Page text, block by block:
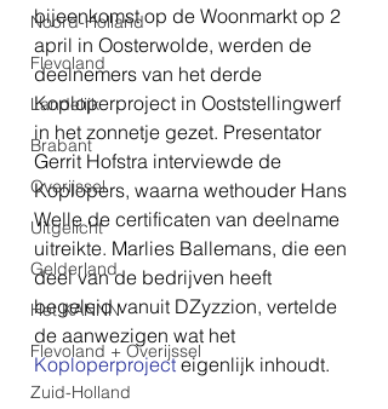
Noord-Holland
Flevoland
Landelijk
Brabant
Overijssel
Uitgelicht
Gelderland
Het KANNN
Flevoland + Overijssel
Zuid-Holland
bijeenkomst op de Woonmarkt op 2
april in Oosterwolde, werden de
deelnemers van het derde
Koploperproject in Ooststellingwerf
in het zonnetje gezet. Presentator
Gerrit Hofstra interviewde de
Koplopers, waarna wethouder Hans
Welle de certificaten van deelname
uitreikte. Marlies Ballemans, die een
deel van de bedrijven heeft
begeleid vanuit DZyzzion, vertelde
de aanwezigen wat het
Koploperproject eigenlijk inhoudt.